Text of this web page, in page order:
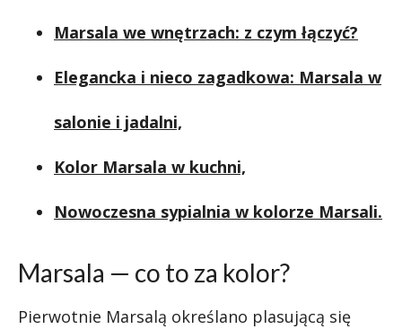
Marsala we wnętrzach: z czym łączyć?
Elegancka i nieco zagadkowa: Marsala w
salonie i jadalni,
Kolor Marsala w kuchni,
Nowoczesna sypialnia w kolorze Marsali.
Marsala — co to za kolor?
Pierwotnie Marsalą określano plasującą się